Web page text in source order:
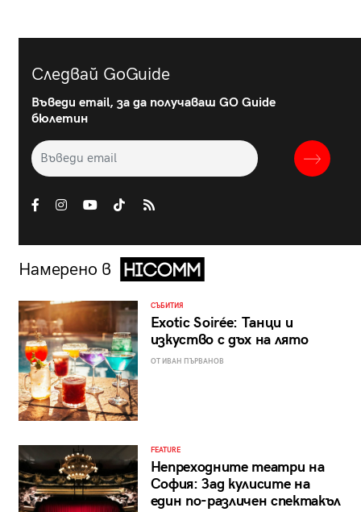
Следвай GoGuide
Въведи email, за да получаваш GO Guide
бюлетин
Намерено в
СЪБИТИЯ
Exotic Soirée: Танци и
изкуство с дъх на лято
ОТ ИВАН ПЪРВАНОВ
FEATURE
Непреходните театри на
София: Зад кулисите на
един по-различен спектакъл